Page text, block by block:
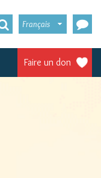
Français
Faire un don